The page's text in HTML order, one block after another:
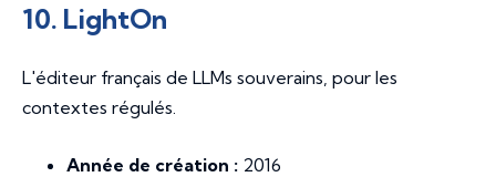
10. LightOn
L'éditeur français de LLMs souverains, pour les
contextes régulés.
Année de création : 2016